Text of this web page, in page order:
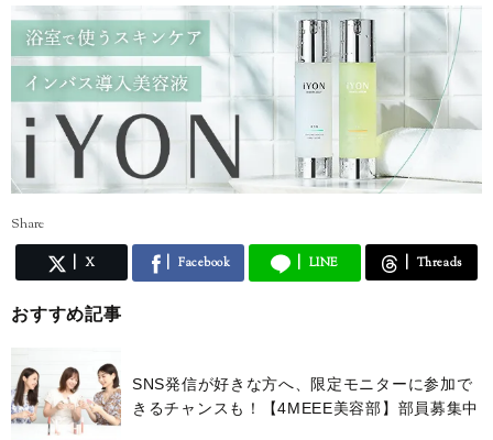
Share
X Facebook LINE Threads
おすすめ記事
SNS発信が好きな方へ、限定モニターに参加で
きるチャンスも！【4MEEE美容部】部員募集中